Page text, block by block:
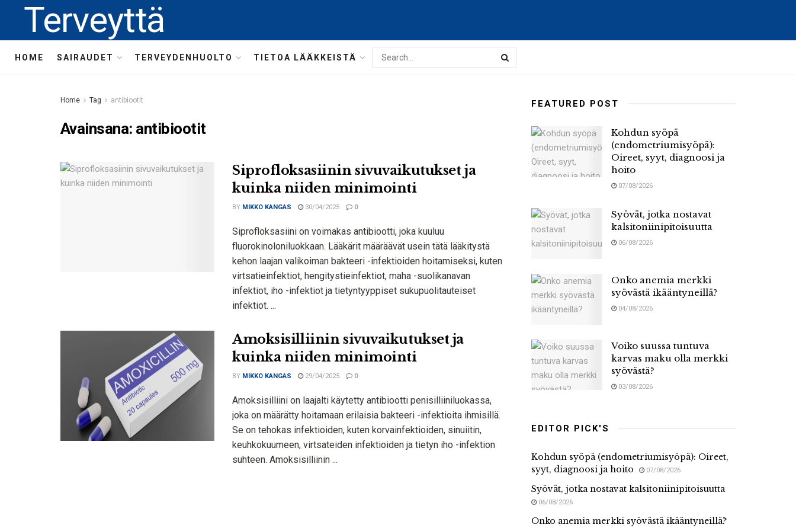
Terveyttä
HOME SAIRAUDET TERVEYDENHUOLTO TIETOA LÄÄKKEISTÄ
Home Tag antibiootit
Avainsana: antibiootit
Siprofloksasiinin sivuvaikutukset ja
kuinka niiden minimointi
BY MIKKO KANGAS 30/04/2025 0
Siprofloksasiini on voimakas antibiootti, joka kuuluu
fluorokinoloniluokkaan. Lääkärit määräävät usein tätä lääkitystä
kehon laajan valikoiman bakteeri -infektioiden hoitamiseksi, kuten
virtsatieinfektiot, hengitystieinfektiot, maha -suolikanavan
infektiot, iho -infektiot ja tietyntyyppiset sukupuolitauteiset
infektiot. ...
Amoksisilliinin sivuvaikutukset ja
kuinka niiden minimointi
BY MIKKO KANGAS 29/04/2025 0
Amoksisilliini on laajalti käytetty antibiootti penisilliiniluokassa,
joka on määrätty hoitamaan erilaisia ​​bakteeri -infektioita ihmisillä.
Se on tehokas infektioiden, kuten korvainfektioiden, sinuiitin,
keuhkokuumeen, virtsateiden infektioiden ja tietyn iho -infektion
suhteen. Amoksisilliinin ...
FEATURED POST
Kohdun syöpä
(endometriumisyöpä):
Oireet, syyt, diagnoosi ja
hoito
07/08/2026
Syövät, jotka nostavat
kalsitoniinipitoisuutta
06/08/2026
Onko anemia merkki
syövästä ikääntyneillä?
04/08/2026
Voiko suussa tuntuva
karvas maku olla merkki
syövästä?
03/08/2026
EDITOR PICK'S
Kohdun syöpä (endometriumisyöpä): Oireet,
syyt, diagnoosi ja hoito
07/08/2026
Syövät, jotka nostavat kalsitoniinipitoisuutta
06/08/2026
Onko anemia merkki syövästä ikääntyneillä?